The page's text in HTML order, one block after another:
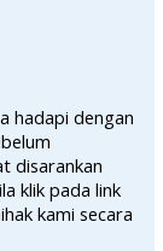
hadapi dengan
disarankan
klik pada link
kami secara